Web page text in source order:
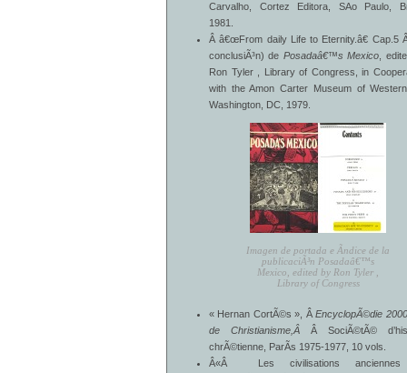
Carvalho, Cortez Editora, SAo Paulo,
1981.
Â â€œFrom daily Life to Eternity.â€ Cap.5
conclusiÃ³n) de Posadaâ€™s Mexico ,
Ron Tyler , Library of Congress, in
with the Amon Carter Museum of
Washington, DC, 1979.
Imagen de portada e Ã­ndice de la
publicaciÃ³n Posadaâ€™s
Mexico, edited by Ron Tyler ,
Library of Congress
« Hernan CortÃ©s », ÂEncyclopÃ©die
de Christianisme,Â Â SociÃ©tÃ©
chrÃ©tienne, ParÃ­s 1975-1977, 10 vols.
Â«Â Les civilisations